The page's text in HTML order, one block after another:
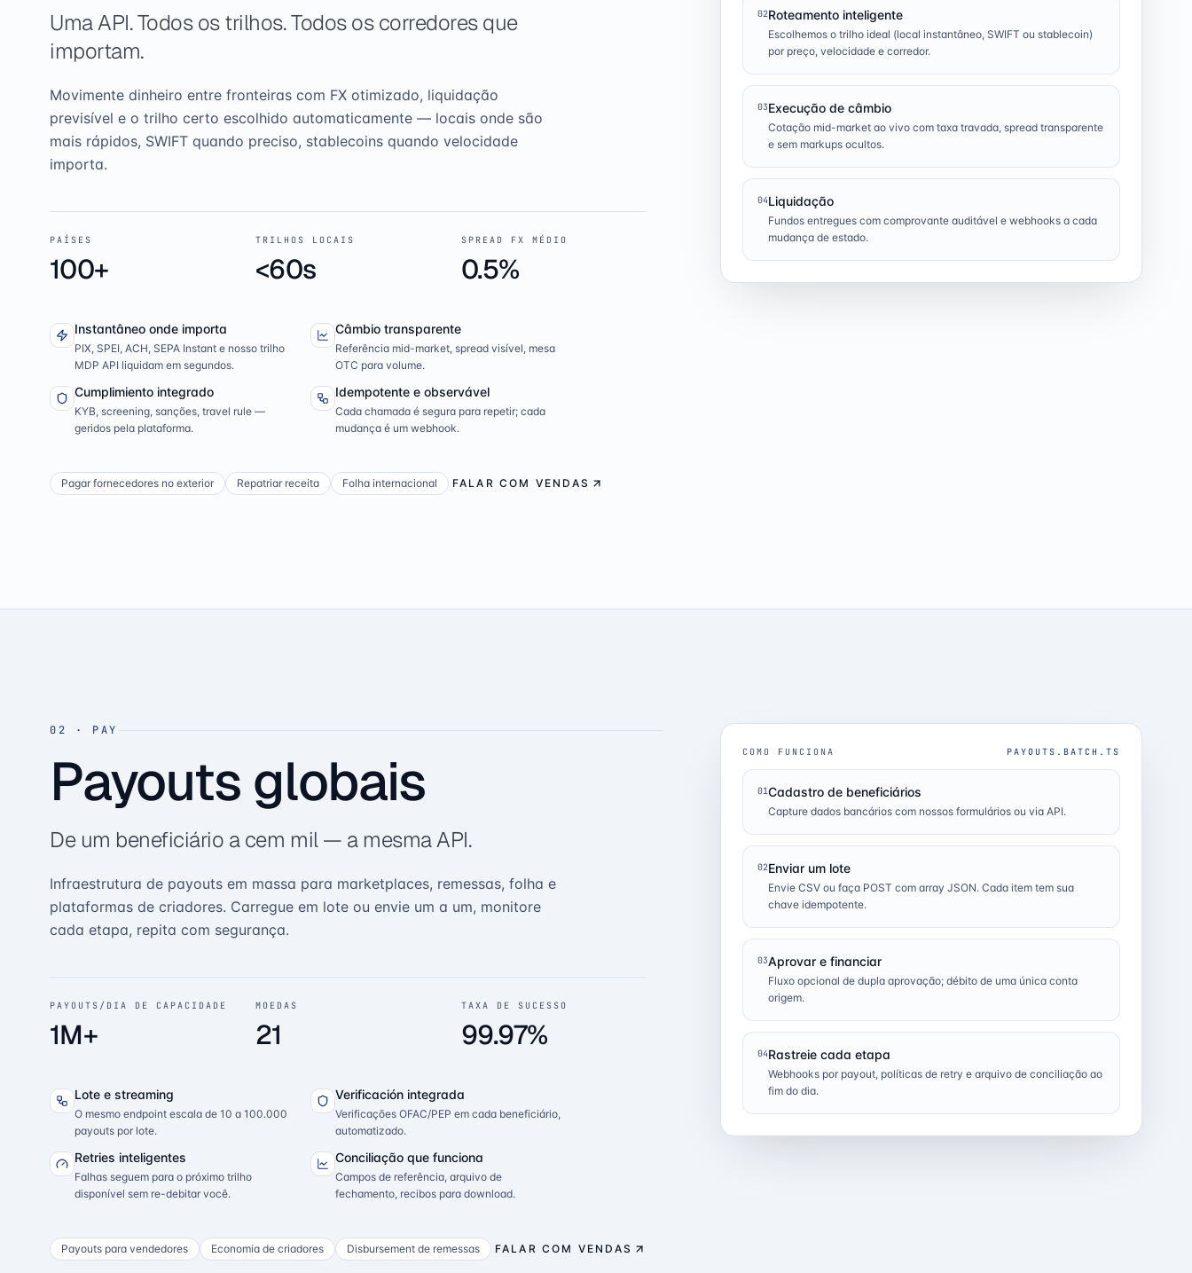
Uma API. Todos os trilhos. Todos os corredores que
importam.
Movimente dinheiro entre fronteiras com FX otimizado, liquidação
previsível e o trilho certo escolhido automaticamente — locais onde são
mais rápidos, SWIFT quando preciso, stablecoins quando velocidade
importa.
PAÍSES
100+
TRILHOS LOCAIS
<60s
SPREAD FX MÉDIO
0.5%
Instantâneo onde importa
PIX, SPEI, ACH, SEPA Instant e nosso trilho
MDP API liquidam em segundos.
Câmbio transparente
Referência mid-market, spread visível, mesa
OTC para volume.
Cumplimiento integrado
KYB, screening, sanções, travel rule —
geridos pela plataforma.
Idempotente e observável
Cada chamada é segura para repetir; cada
mudança é um webhook.
Pagar fornecedores no exterior Repatriar receita Folha internacional FALAR COM VENDAS
02Roteamento inteligente
Escolhemos o trilho ideal (local instantâneo, SWIFT ou stablecoin)
por preço, velocidade e corredor.
03Execução de câmbio
Cotação mid-market ao vivo com taxa travada, spread transparente
e sem markups ocultos.
04Liquidação
Fundos entregues com comprovante auditável e webhooks a cada
mudança de estado.
02 · PAY
Payouts globais
De um beneficiário a cem mil — a mesma API.
Infraestrutura de payouts em massa para marketplaces, remessas, folha e
plataformas de criadores. Carregue em lote ou envie um a um, monitore
cada etapa, repita com segurança.
PAYOUTS/DIA DE CAPACIDADE
1M+
MOEDAS
21
TAXA DE SUCESSO
99.97%
Lote e streaming
O mesmo endpoint escala de 10 a 100.000
payouts por lote.
Verificación integrada
Verificações OFAC/PEP em cada beneficiário,
automatizado.
Retries inteligentes
Falhas seguem para o próximo trilho
disponível sem re-debitar você.
Conciliação que funciona
Campos de referência, arquivo de
fechamento, recibos para download.
Payouts para vendedores Economia de criadores Disbursement de remessas FALAR COM VENDAS
COMO FUNCIONA PAYOUTS.BATCH.TS
01Cadastro de beneficiários
Capture dados bancários com nossos formulários ou via API.
02Enviar um lote
Envie CSV ou faça POST com array JSON. Cada item tem sua
chave idempotente.
03Aprovar e financiar
Fluxo opcional de dupla aprovação; débito de uma única conta
origem.
04Rastreie cada etapa
Webhooks por payout, políticas de retry e arquivo de conciliação ao
fim do dia.